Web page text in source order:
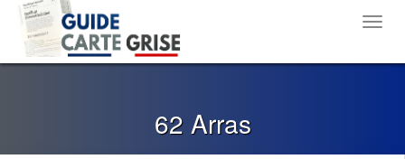
62 Arras